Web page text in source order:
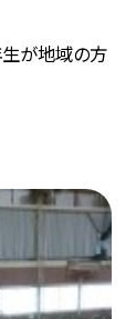
生が地域の方